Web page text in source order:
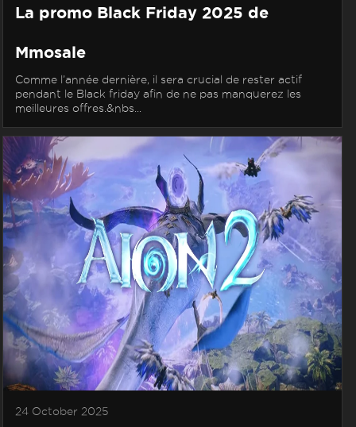
La promo Black Friday 2025 de
Mmosale
Comme l’année dernière, il sera crucial de rester actif
pendant le Black friday afin de ne pas manquerez les
meilleures offres.&nbs...
24 October 2025